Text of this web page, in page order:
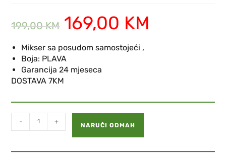
199,00KM 169,00 KM
Mikser sa posudom samostojeći ,
Boja: PLAVA
Garancija 24 mjeseca
DOSTAVA 7KM
- + NARUČI ODMAH